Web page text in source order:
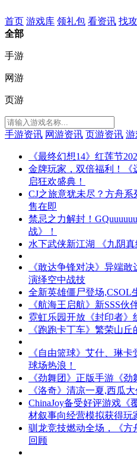
首页 游戏库 领礼包 看资讯 找
全部
手游
网游
页游
手游资讯 网游资讯 页游资讯 游
《最终幻想14》红莲节
金牌玩家，双倍福利！
启狂欢盛典！
CJ之旅意犹未尽？方舟
售在即
禁忌之力解封！
战》！
水下武侠新江湖 《九阴
《敢达争锋对决》异端
演绎空中战技
全新英雄僵尸登场,CSOL
《航海王启航》新SSS
霓虹乐园开放《封印者》
《跑跑卡丁车》繁荣山
《自由篮球》艾什、琳
球场热浪！
《劲舞团》正版手游《
《洛奇》清凉一夏,西瓜
ChinaJoy备受好评游戏《
材叙事向经营模拟获得玩
驯龙竞技燃动全场，《方
回顾